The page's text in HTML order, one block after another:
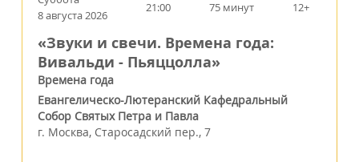
8 августа 2026
21:00 75 минут 12+
«Звуки и свечи. Времена года:
Вивальди - Пьяццолла»
Времена года
Евангелическо-Лютеранский Кафедральный
Собор Святых Петра и Павла
г. Москва, Старосадский пер., 7